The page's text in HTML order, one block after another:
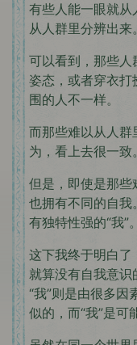
有些人能一眼就
从人群里分辨出来。
可以看到，那些人
姿态，或者穿衣打
围的人不一样。
而那些难以从人
为，看上去很一致。
但是，即使是那些
也拥有不同的自我
有独特性强的“我”。
这下我终于明白了
就算没有自我意识
“我”则是由很多因
似的，而“我”是可